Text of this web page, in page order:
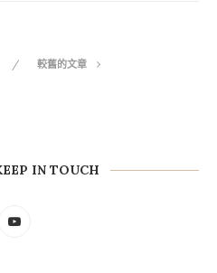
較舊的文章
IN TOUCH